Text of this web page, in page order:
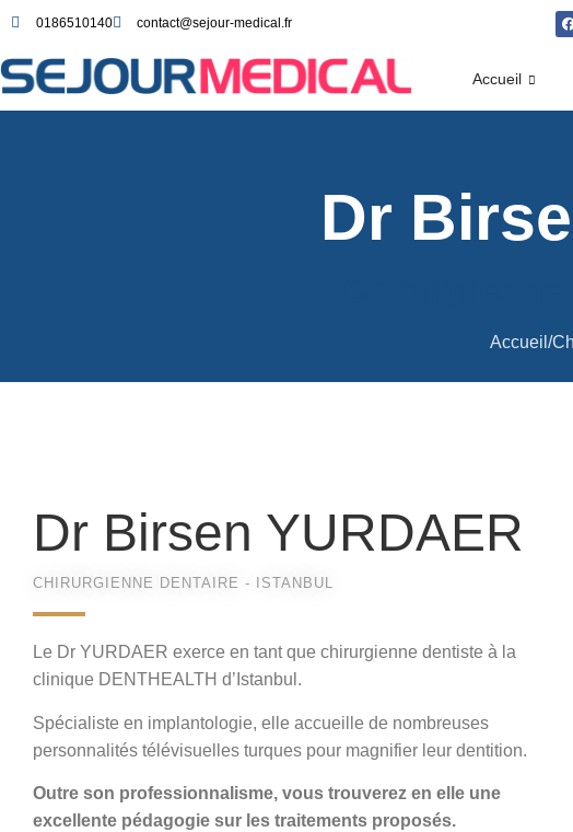
0186510140 contact@sejour-medical.fr
Accueil
Dr
Accueil/
Dr Birsen YURDAER
CHIRURGIENNE DENTAIRE - ISTANBUL
Le Dr YURDAER exerce en tant que chirurgienne dentiste à la
clinique DENTHEALTH d’Istanbul.
Spécialiste en implantologie, elle accueille de nombreuses
personnalités télévisuelles turques pour magnifier leur dentition.
Outre son professionnalisme, vous trouverez en elle une
excellente pédagogie sur les traitements proposés.